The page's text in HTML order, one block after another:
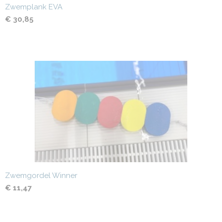
Zwemplank EVA
€ 30,85
Zwemgordel Winner
€ 11,47